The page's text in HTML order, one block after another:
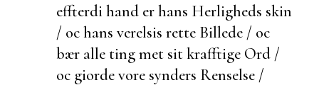
effterdi hand er hans Herligheds skin
/ oc hans verelsis rette Billede / oc
bær alle ting met sit krafftige Ord /
oc giorde vore synders Renselse /